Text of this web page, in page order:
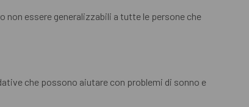
essere generalizzabili a tutte le persone che
che possono aiutare con problemi di sonno e